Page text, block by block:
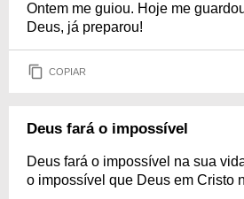
Ontem me guiou. Hoje me
Deus, já preparou!
COPIAR
Deus fará o impossível
Deus fará o impossível na sua
o impossível que Deus em Cristo